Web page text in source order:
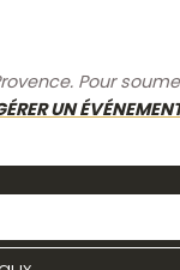
Pour
UN